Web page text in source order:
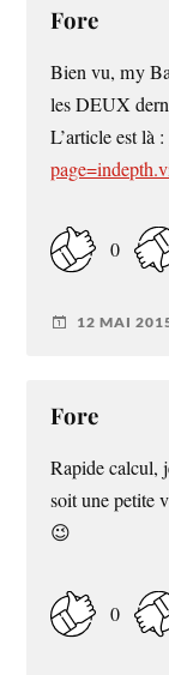
Fore
Bien vu, my
les DEUX
L’article est là :
0
12 MAI
Fore
Rapide calcul,
soit une petite
😉
0